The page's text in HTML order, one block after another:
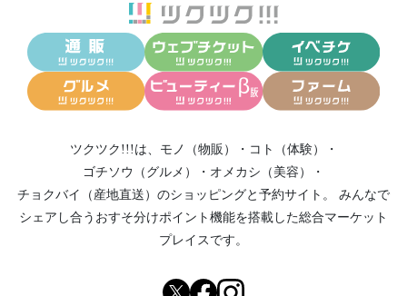
ツクツク!!!は、 モノ（物販） ・ コト（体験）
・
ゴチソウ（グルメ）
・ オメカシ（美容）
・
チョクバイ（産地直送） のショッピングと予約サイト。
みんなで
シェアし合う おすそ分けポイント機能を搭載した総合マーケット
プレイスです。